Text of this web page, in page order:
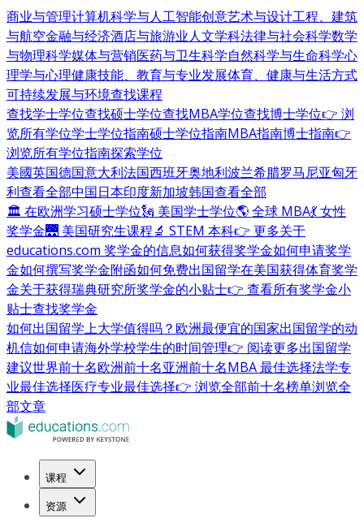
商业与管理计算机科学与人工智能创意艺术与设计工程、建筑
与航空金融与经济酒店与旅游业人文学科法律与社会科学数学
与物理科学媒体与营销医药与卫生科学自然科学与生命科学心
理学与心理健康技能、教育与专业发展体育、健康与生活方式
可持续发展与环境查找课程
查找学士学位查找硕士学位查找MBA学位查找博士学位👉 浏
览所有学位学士学位指南硕士学位指南MBA指南博士指南👉
浏览所有学位指南探索学位
美國英国德国意大利法国西班牙奥地利波兰希腊罗马尼亚匈牙
利查看全部中国日本印度新加坡韩国查看全部
🏛 在欧洲学习硕士学位🗽 美国学士学位🌎 全球 MBA💃 女性
奖学金🌉 美国研究生课程🔬 STEM 本科👉 更多关于
educations.com 奖学金的信息如何获得奖学金如何申请奖学
金如何撰写奖学金附函如何免费出国留学在美国获得体育奖学
金关于获得瑞典研究所奖学金的小贴士👉 查看所有奖学金小
贴士查找奖学金
如何出国留学上大学值得吗？ 欧洲最便宜的国家出国留学的动
机信如何申请海外学校学生的时间管理👉 阅读更多出国留学
建议世界前十名欧洲前十名亚洲前十名MBA 最佳选择法学专
业最佳选择医疗专业最佳选择👉 浏览全部前十名榜单浏览全
部文章
课程
资源